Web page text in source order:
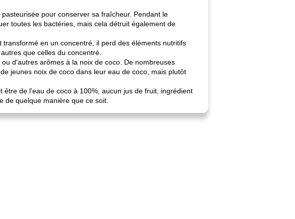
pour conserver sa fraîcheur. Pendant le
toutes les bactéries, mais cela détruit également de
en un concentré, il perd des éléments nutritifs
que celles du concentré.
d'autres arômes à la noix de coco. De nombreuses
jeunes noix de coco dans leur eau de coco, mais plutôt
de l'eau de coco à 100%, aucun jus de fruit, ingrédient
de quelque manière que ce soit.